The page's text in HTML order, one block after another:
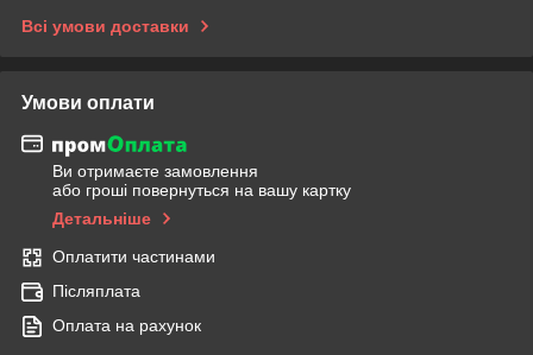
Всі умови доставки
Умови оплати
Ви отримаєте замовлення
або гроші повернуться на вашу картку
Детальніше
Оплатити частинами
Післяплата
Оплата на рахунок